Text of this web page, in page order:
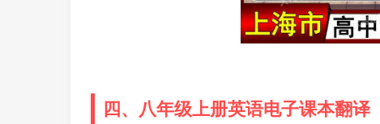
四、八年级上册英语电子课本翻译